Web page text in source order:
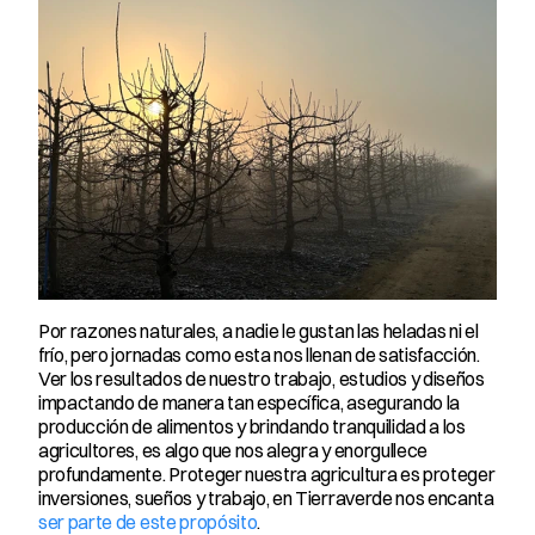
Por razones naturales, a nadie le gustan las heladas ni el
frío, pero jornadas como esta nos llenan de satisfacción.
Ver los resultados de nuestro trabajo, estudios y diseños
impactando de manera tan específica, asegurando la
producción de alimentos y brindando tranquilidad a los
agricultores, es algo que nos alegra y enorgullece
profundamente. Proteger nuestra agricultura es proteger
inversiones, sueños y trabajo, en Tierraverde nos encanta
ser parte de este propósito.